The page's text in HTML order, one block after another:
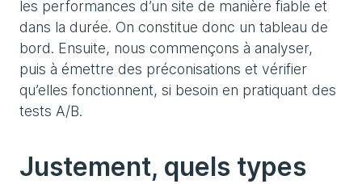
les performances d’un site de manière fiable et
dans la durée. On constitue donc un tableau de
bord. Ensuite, nous commençons à analyser,
puis à émettre des préconisations et vérifier
qu’elles fonctionnent, si besoin en pratiquant des
tests A/B.
Justement, quels types